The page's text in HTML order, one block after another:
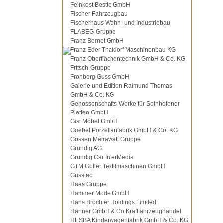
Feinkost Bestle GmbH
Fischer Fahrzeugbau
Fischerhaus Wohn- und Industriebau
FLABEG-Gruppe
Franz Bernet GmbH
Franz Eder Thaldorf Maschinenbau KG
Franz Oberflächentechnik GmbH & Co. KG
Fritsch-Gruppe
Fronberg Guss GmbH
Galerie und Edition Raimund Thomas
GmbH & Co. KG
Genossenschafts-Werke für Solnhofener
Platten GmbH
Gisi Möbel GmbH
Goebel Porzellanfabrik GmbH & Co. KG
Gossen Metrawatt Gruppe
Grundig AG
Grundig Car InterMedia
GTM Goller Textilmaschinen GmbH
Gusstec
Haas Gruppe
Hammer Mode GmbH
Hans Brochier Holdings Limited
Hartner GmbH & Co Kraftfahrzeughandel
HESBA Kinderwagenfabrik GmbH & Co. KG